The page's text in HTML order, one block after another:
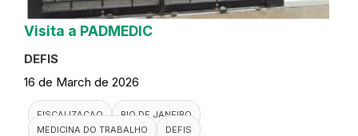
Visita a PADMEDIC
DEFIS
16 de March de 2026
FISCALIZACAO
RIO DE JANEIRO
MEDICINA DO TRABALHO
DEFIS